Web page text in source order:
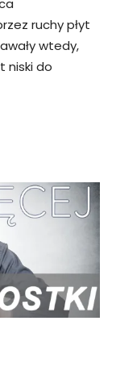
ruchy płyt
wtedy,
niski do